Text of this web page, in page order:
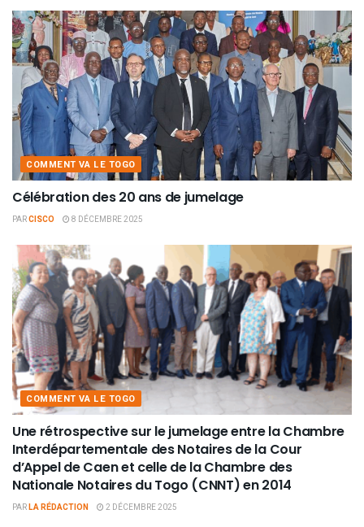
COMMENT VA LE TOGO
Célébration des 20 ans de jumelage
PARCISCO 8 DÉCEMBRE 2025
COMMENT VA LE TOGO
Une rétrospective sur le jumelage entre la Chambre
Interdépartementale des Notaires de la Cour
d’Appel de Caen et celle de la Chambre des
Nationale Notaires du Togo (CNNT) en 2014
PARLA RÉDACTION 2 DÉCEMBRE 2025